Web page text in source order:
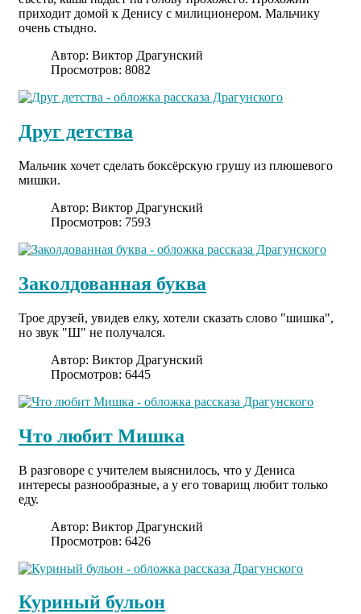
приходит домой к Денису с милиционером. Мальчику
очень стыдно.
Автор: Виктор Драгунский
Просмотров: 8082
Друг детства
Мальчик хочет сделать боксёрскую грушу из плюшевого
мишки.
Автор: Виктор Драгунский
Просмотров: 7593
Заколдованная буква
Трое друзей, увидев елку, хотели сказать слово "шишка",
но звук "Ш" не получался.
Автор: Виктор Драгунский
Просмотров: 6445
Что любит Мишка
В разговоре с учителем выяснилось, что у Дениса
интересы разнообразные, а у его товарищ любит только
еду.
Автор: Виктор Драгунский
Просмотров: 6426
Куриный бульон